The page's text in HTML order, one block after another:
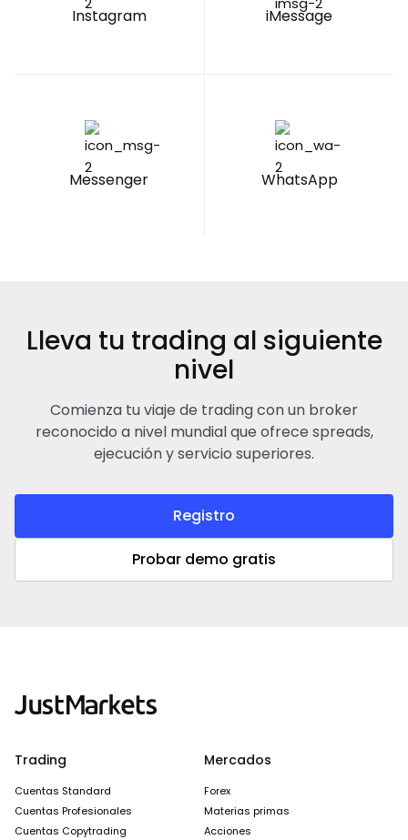
Instagram iMessage
Messenger WhatsApp
Lleva tu trading al siguiente
nivel
Comienza tu viaje de trading con un broker
reconocido a nivel mundial que ofrece spreads,
ejecución y servicio superiores.
Registro
Probar demo gratis
Trading
Cuentas Standard
Cuentas Profesionales
Cuentas Copytrading
Mercados
Forex
Materias primas
Acciones